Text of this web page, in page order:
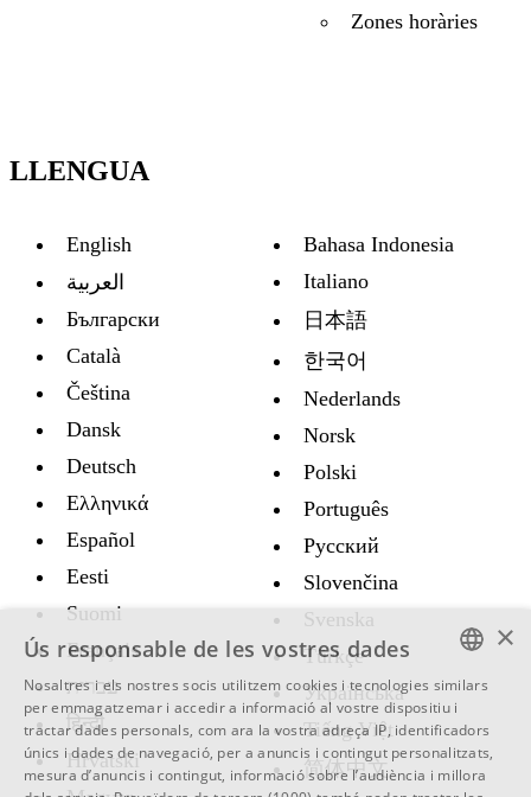
Zones horàries
LLENGUA
English
العربية
Български
Català
Čeština
Dansk
Deutsch
Ελληνικά
Español
Eesti
Suomi
Français
עברית
हिन्दी
Hrvatski
Bahasa Indonesia
Italiano
日本語
한국어
Nederlands
Norsk
Polski
Português
Русский
Slovenčina
Svenska
Türkçe
Украïнська
Tiếng Việt
简体中文
ENGLISH
SWEDISH
SPANISH
×
Ús responsable de les vostres dades
Nosaltres i els nostres socis utilitzem cookies i tecnologies similars
per emmagatzemar i accedir a informació al vostre dispositiu i
tractar dades personals, com ara la vostra adreça IP, identificadors
únics i dades de navegació, per a anuncis i contingut personalitzats,
mesura d’anuncis i contingut, informació sobre l’audiència i millora